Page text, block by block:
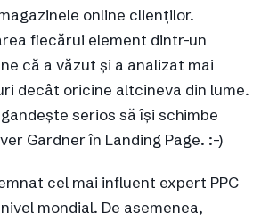
online clienţilor.
fiecărui element dintr-un
că a văzut şi a analizat mai
decât oricine altcineva din lume.
serios să îşi schimbe
Gardner în Landing Page. :-)
cel mai influent expert PPC
mondial. De asemenea,